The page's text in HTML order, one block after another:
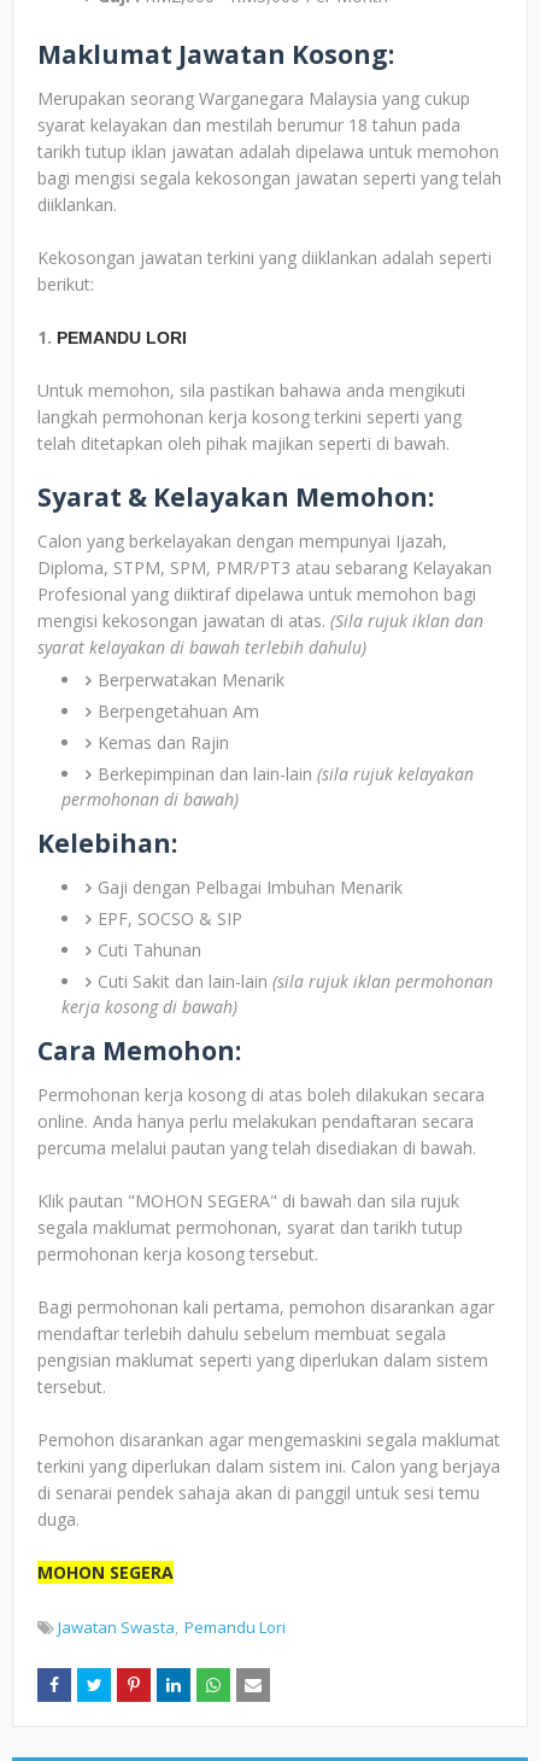
Maklumat Jawatan Kosong:
Merupakan seorang Warganegara Malaysia yang cukup
syarat kelayakan dan mestilah berumur 18 tahun pada
tarikh tutup iklan jawatan adalah dipelawa untuk memohon
bagi mengisi segala kekosongan jawatan seperti yang telah
diiklankan.
Kekosongan jawatan terkini yang diiklankan adalah seperti
berikut:
1. PEMANDU LORI
Untuk memohon, sila pastikan bahawa anda mengikuti
langkah permohonan kerja kosong terkini seperti yang
telah ditetapkan oleh pihak majikan seperti di bawah.
Syarat & Kelayakan Memohon:
Calon yang berkelayakan dengan mempunyai Ijazah,
Diploma, STPM, SPM, PMR/PT3 atau sebarang Kelayakan
Profesional yang diiktiraf dipelawa untuk memohon bagi
mengisi kekosongan jawatan di atas. (Sila rujuk iklan dan
syarat kelayakan di bawah terlebih dahulu)
Berperwatakan Menarik
Berpengetahuan Am
Kemas dan Rajin
Berkepimpinan dan lain-lain (sila rujuk kelayakan
permohonan di bawah)
Kelebihan:
Gaji dengan Pelbagai Imbuhan Menarik
EPF, SOCSO & SIP
Cuti Tahunan
Cuti Sakit dan lain-lain (sila rujuk iklan permohonan
kerja kosong di bawah)
Cara Memohon:
Permohonan kerja kosong di atas boleh dilakukan secara
online. Anda hanya perlu melakukan pendaftaran secara
percuma melalui pautan yang telah disediakan di bawah.
Klik pautan "MOHON SEGERA" di bawah dan sila rujuk
segala maklumat permohonan, syarat dan tarikh tutup
permohonan kerja kosong tersebut.
Bagi permohonan kali pertama, pemohon disarankan agar
mendaftar terlebih dahulu sebelum membuat segala
pengisian maklumat seperti yang diperlukan dalam sistem
tersebut.
Pemohon disarankan agar mengemaskini segala maklumat
terkini yang diperlukan dalam sistem ini. Calon yang berjaya
di senarai pendek sahaja akan di panggil untuk sesi temu
duga.
MOHON SEGERA
Jawatan Swasta Pemandu Lori